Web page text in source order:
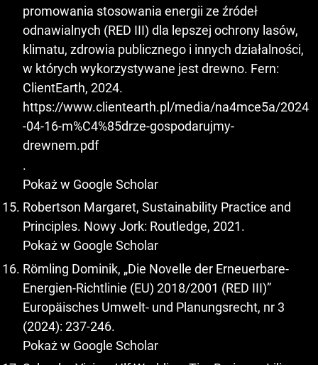
promowania stosowania energii ze źródeł
odnawialnych (RED III) dla lepszej ochrony lasów,
klimatu, zdrowia publicznego i innych działalności,
w których wykorzystywane jest drewno. Fern:
ClientEarth, 2024.
https://www.clientearth.pl/media/na4mce5a/2024
-04-16-m%C4%85drze-gospodarujmy-
drewnem.pdf
.
Pokaż w Google Scholar
Robertson Margaret, Sustainability Practice and
Principles. Nowy Jork: Routledge, 2021.
Pokaż w Google Scholar
Römling Dominik, „Die Novelle der Erneuerbare-
Energien-Richtlinie (EU) 2018/2001 (RED III)”
Europäisches Umwelt- und Planungsrecht, nr 3
(2024): 237-246.
Pokaż w Google Scholar